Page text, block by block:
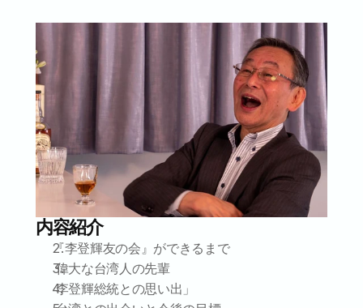
内容紹介
『李登輝友の会』ができるまで
偉大な台湾人の先輩
李登輝総統との思い出」